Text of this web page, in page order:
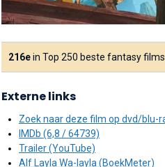
216ein Top 250 beste fantasy
Externe links
Zoek naar deze film op dvd/blu-
IMDb (6,8 / 64739)
Trailer (YouTube)
Alf Layla Wa-layla (BoekMeter)